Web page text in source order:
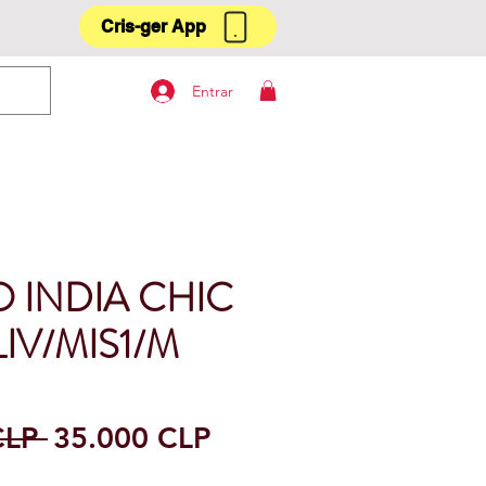
Cris-ger App
Entrar
INDIA CHIC
MIS1/M
Precio
35.000 CLP